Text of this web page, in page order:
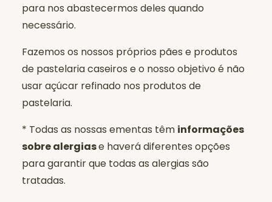
para nos abastecermos deles quando
necessário.
Fazemos os nossos próprios pães e produtos
de pastelaria caseiros e o nosso objetivo é não
usar açúcar refinado nos produtos de
pastelaria.
* Todas as nossas ementas têm informações
sobre alergiase haverá diferentes opções
para garantir que todas as alergias são
tratadas.